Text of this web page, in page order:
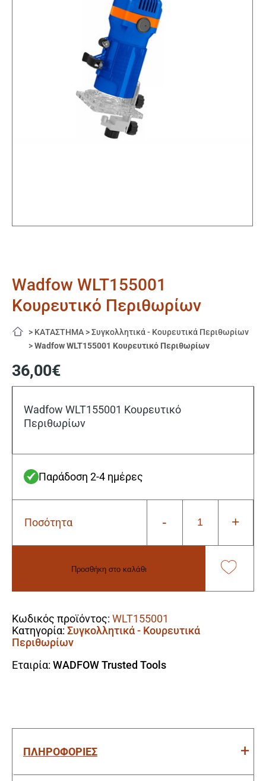
Wadfow WLT155001
Κουρευτικό Περιθωρίων
> ΚΑΤΑΣΤΗΜΑ >Συγκολλητικά - Κουρευτικά Περιθωρίων
>Wadfow WLT155001 Κουρευτικό Περιθωρίων
36,00€
Wadfow WLT155001 Κουρευτικό
Περιθωρίων
Παράδοση 2-4 ημέρες
Ποσότητα -
Wadfow
Περιθωρίων
+
Προσθήκη στο καλάθι
Κωδικός προϊόντος: WLT155001
Κατηγορία: Συγκολλητικά - Κουρευτικά
Περιθωρίων
Εταιρία: WADFOW Trusted Tools
ΠΛΗΡΟΦΟΡΙΕΣ